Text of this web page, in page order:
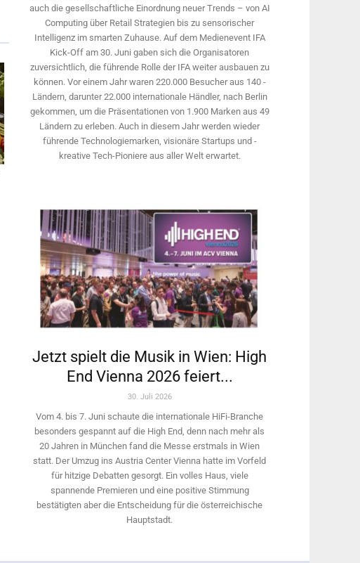
auch die gesellschaftliche Einordnung neuer Trends – von AI
Computing über Retail Strategien bis zu sensorischer
Intelligenz im smarten Zuhause. Auf dem Medien­event IFA
Kick-Off am 30. Juni gaben sich die Organisatoren
zuversichtlich, die führende Rolle der IFA weiter ausbauen zu
können. Vor einem Jahr ­waren 220.000 Besucher aus 140 ­
Ländern, ­darunter 22.000 internationale Händler, nach Berlin
gekommen, um die Präsen­tationen von 1.900 Marken aus 49
Ländern zu erleben. Auch in diesem Jahr werden wieder
führende Technologiemarken, visionäre Startups und ­
kreative Tech-Pioniere aus aller Welt erwartet.
Jetzt spielt die Musik in Wien: High
End Vienna 2026 feiert...
30. Juli 2026
Vom 4. bis 7. Juni schaute die internationale HiFi-Branche
besonders gespannt auf die High End, denn nach mehr als
20 Jahren in München fand die Messe erstmals in Wien
statt. Der Umzug ins Austria Center Vienna hatte im Vorfeld
für hitzige Debatten gesorgt. Ein volles Haus, viele
spannende Premieren und eine positive Stimmung
bestätigten aber die Entscheidung für die österreichische
Hauptstadt.